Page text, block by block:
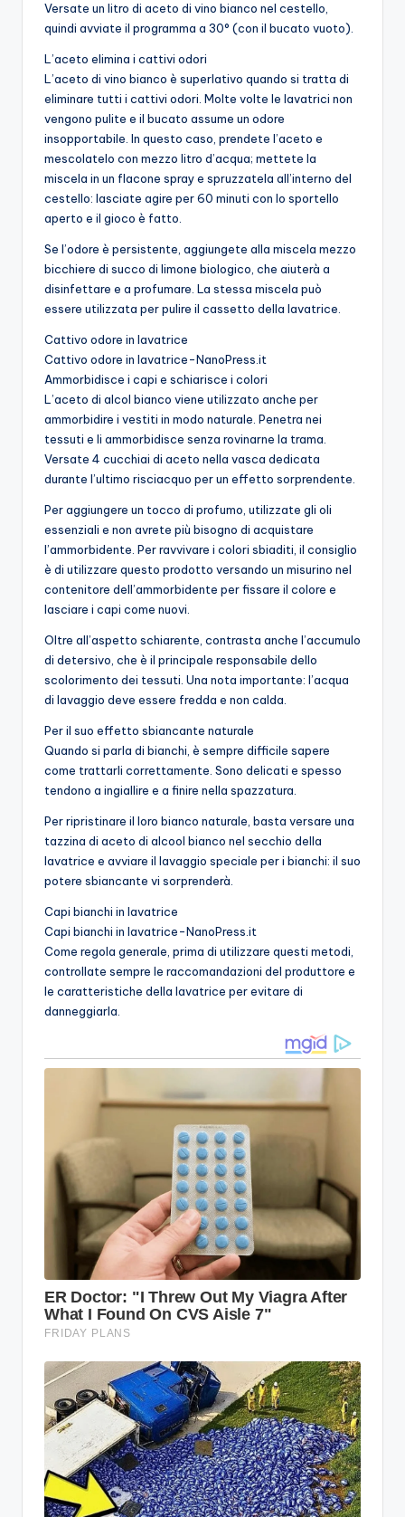
Versate un litro di aceto di vino bianco nel cestello,
quindi avviate il programma a 30° (con il bucato vuoto).
L’aceto elimina i cattivi odori
L’aceto di vino bianco è superlativo quando si tratta di
eliminare tutti i cattivi odori. Molte volte le lavatrici non
vengono pulite e il bucato assume un odore
insopportabile. In questo caso, prendete l’aceto e
mescolatelo con mezzo litro d’acqua; mettete la
miscela in un flacone spray e spruzzatela all’interno del
cestello: lasciate agire per 60 minuti con lo sportello
aperto e il gioco è fatto.
Se l’odore è persistente, aggiungete alla miscela mezzo
bicchiere di succo di limone biologico, che aiuterà a
disinfettare e a profumare. La stessa miscela può
essere utilizzata per pulire il cassetto della lavatrice.
Cattivo odore in lavatrice
Cattivo odore in lavatrice-NanoPress.it
Ammorbidisce i capi e schiarisce i colori
L’aceto di alcol bianco viene utilizzato anche per
ammorbidire i vestiti in modo naturale. Penetra nei
tessuti e li ammorbidisce senza rovinarne la trama.
Versate 4 cucchiai di aceto nella vasca dedicata
durante l’ultimo risciacquo per un effetto sorprendente.
Per aggiungere un tocco di profumo, utilizzate gli oli
essenziali e non avrete più bisogno di acquistare
l’ammorbidente. Per ravvivare i colori sbiaditi, il consiglio
è di utilizzare questo prodotto versando un misurino nel
contenitore dell’ammorbidente per fissare il colore e
lasciare i capi come nuovi.
Oltre all’aspetto schiarente, contrasta anche l’accumulo
di detersivo, che è il principale responsabile dello
scolorimento dei tessuti. Una nota importante: l’acqua
di lavaggio deve essere fredda e non calda.
Per il suo effetto sbiancante naturale
Quando si parla di bianchi, è sempre difficile sapere
come trattarli correttamente. Sono delicati e spesso
tendono a ingiallire e a finire nella spazzatura.
Per ripristinare il loro bianco naturale, basta versare una
tazzina di aceto di alcool bianco nel secchio della
lavatrice e avviare il lavaggio speciale per i bianchi: il suo
potere sbiancante vi sorprenderà.
Capi bianchi in lavatrice
Capi bianchi in lavatrice-NanoPress.it
Come regola generale, prima di utilizzare questi metodi,
controllate sempre le raccomandazioni del produttore e
le caratteristiche della lavatrice per evitare di
danneggiarla.